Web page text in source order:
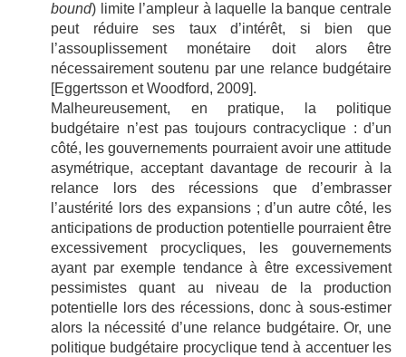
bound) limite l’ampleur à laquelle la banque centrale
peut réduire ses taux d’intérêt, si bien que
l’assouplissement monétaire doit alors être
nécessairement soutenu par une relance budgétaire
[Eggertsson et Woodford, 2009].
Malheureusement, en pratique, la politique
budgétaire n’est pas toujours contracyclique : d’un
côté, les gouvernements pourraient avoir une attitude
asymétrique, acceptant davantage de recourir à la
relance lors des récessions que d’embrasser
l’austérité lors des expansions ; d’un autre côté, les
anticipations de production potentielle pourraient être
excessivement procycliques, les gouvernements
ayant par exemple tendance à être excessivement
pessimistes quant au niveau de la production
potentielle lors des récessions, donc à sous-estimer
alors la nécessité d’une relance budgétaire. Or, une
politique budgétaire procyclique tend à accentuer les